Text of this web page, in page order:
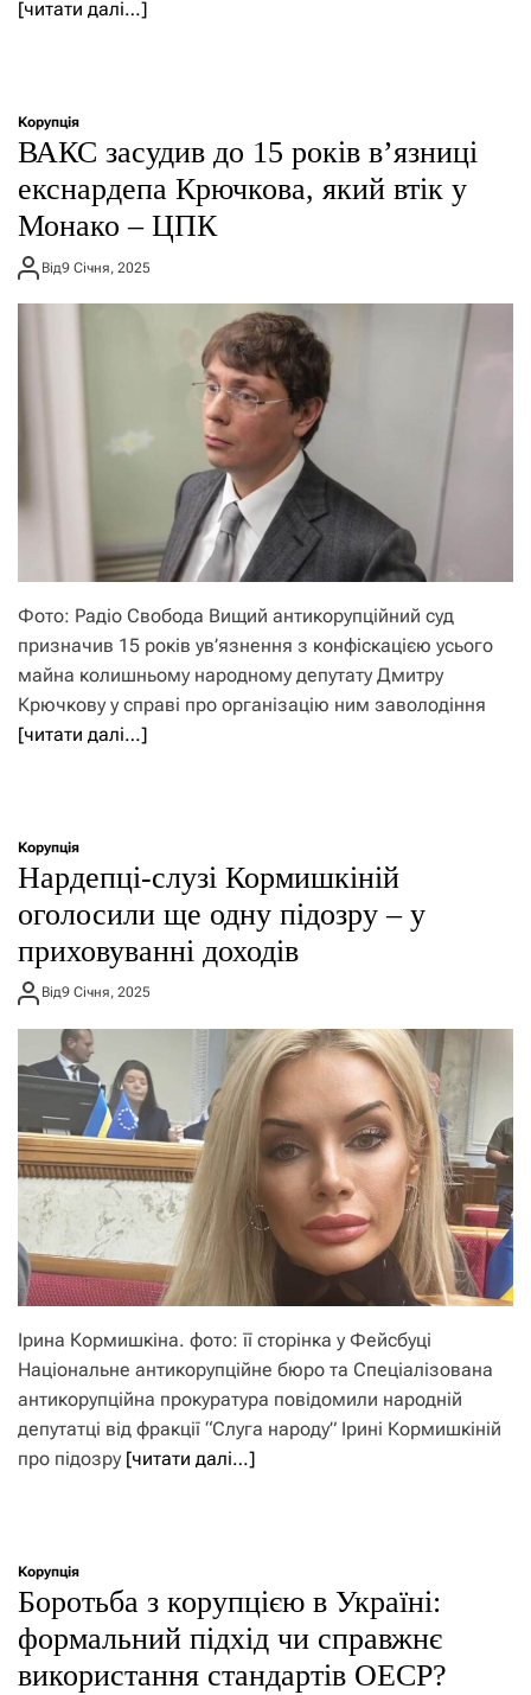
[читати далі…]
Корупція
ВАКС засудив до 15 років в’язниці
екснардепа Крючкова, який втік у
Монако – ЦПК
Від9 Січня, 2025
Фото: Радіо Свобода Вищий антикорупційний суд
призначив 15 років ув’язнення з конфіскацією усього
майна колишньому народному депутату Дмитру
Крючкову у справі про організацію ним заволодіння
[читати далі…]
Корупція
Нардепці-слузі Кормишкіній
оголосили ще одну підозру – у
приховуванні доходів
Від9 Січня, 2025
Ірина Кормишкіна. фото: її сторінка у Фейсбуці
Національне антикорупційне бюро та Спеціалізована
антикорупційна прокуратура повідомили народній
депутатці від фракції “Слуга народу” Ірині Кормишкіній
про підозру [читати далі…]
Корупція
Боротьба з корупцією в Україні:
формальний підхід чи справжнє
використання стандартів ОЕСР?